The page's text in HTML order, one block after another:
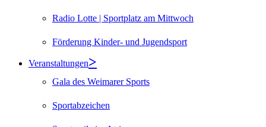
Radio Lotte | Sportplatz am Mittwoch
Förderung Kinder- und Jugendsport
Veranstaltungen
Gala des Weimarer Sports
Sportabzeichen